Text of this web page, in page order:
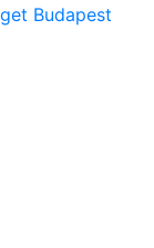
Budapest